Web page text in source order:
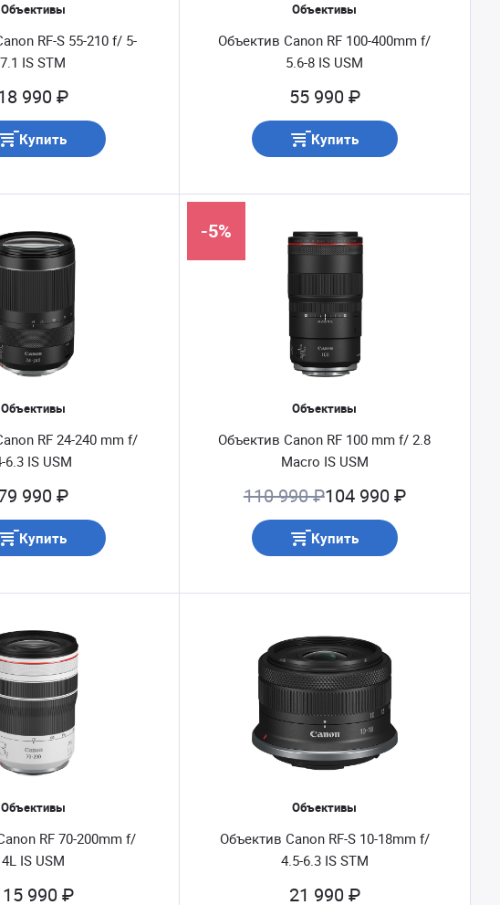
Объективы
RF-S 55-210 f/ 5-
7.1 IS STM
990 ₽
Купить
Объективы
Объектив Canon RF 100-400mm f/
5.6-8 IS USM
55 990 ₽
Купить
Объективы
RF 24-240 mm f/
6.3 IS USM
990 ₽
Купить
Объективы
Объектив Canon RF 100 mm f/ 2.8
Macro IS USM
-5%
110 990 ₽104 990 ₽
Купить
Объективы
RF 70-200mm f/
4L IS USM
990 ₽
Объективы
Объектив Canon RF-S 10-18mm f/
4.5-6.3 IS STM
21 990 ₽